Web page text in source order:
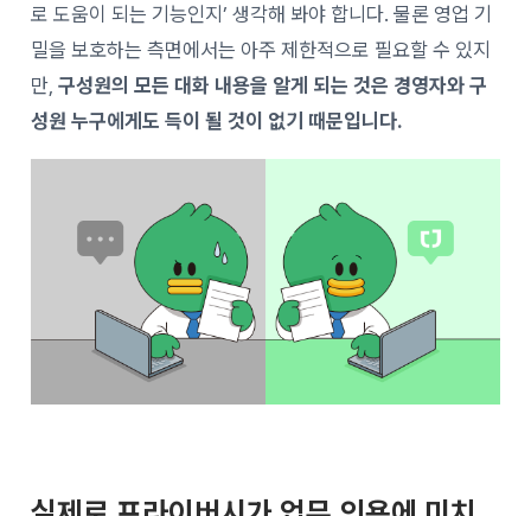
로 도움이 되는 기능인지’ 생각해 봐야 합니다. 물론 영업 기
밀을 보호하는 측면에서는 아주 제한적으로 필요할 수 있지
만, 구성원의 모든 대화 내용을 알게 되는 것은 경영자와 구
성원 누구에게도 득이 될 것이 없기 때문입니다.